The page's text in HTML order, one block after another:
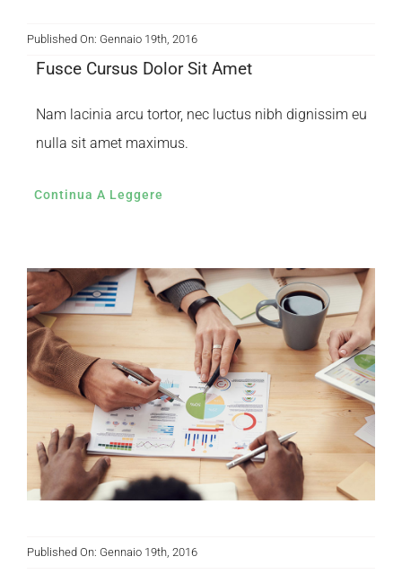
Published On: Gennaio 19th, 2016
Fusce Cursus Dolor Sit Amet
Nam lacinia arcu tortor, nec luctus nibh dignissim eu
nulla sit amet maximus.
Continua A Leggere
Published On: Gennaio 19th, 2016